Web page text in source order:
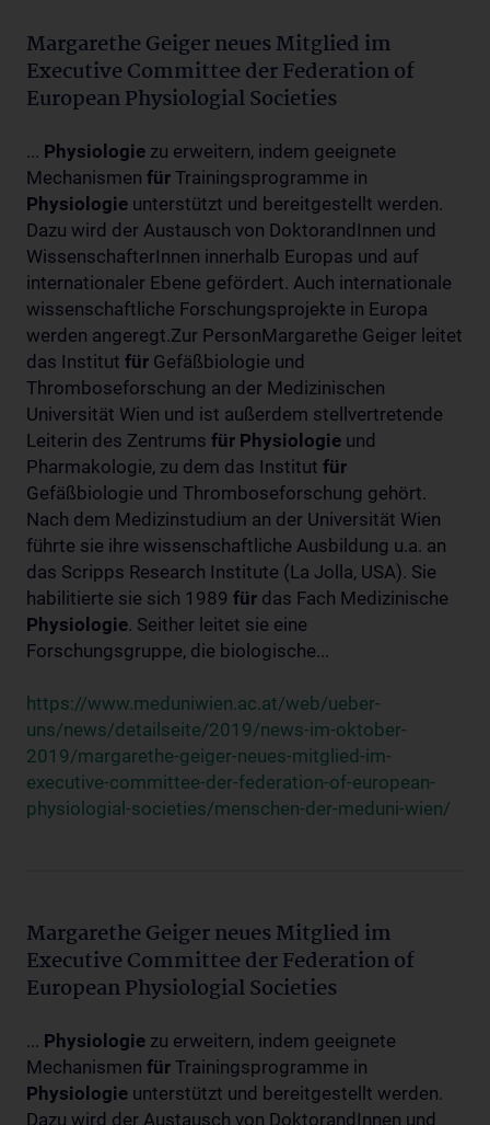
Margarethe Geiger neues Mitglied im
Executive Committee der Federation of
European Physiologial Societies
... Physiologie zu erweitern, indem geeignete
Mechanismen für Trainingsprogramme in
Physiologie unterstützt und bereitgestellt werden.
Dazu wird der Austausch von DoktorandInnen und
WissenschafterInnen innerhalb Europas und auf
internationaler Ebene gefördert. Auch internationale
wissenschaftliche Forschungsprojekte in Europa
werden angeregt.Zur PersonMargarethe Geiger leitet
das Institut für Gefäßbiologie und
Thromboseforschung an der Medizinischen
Universität Wien und ist außerdem stellvertretende
Leiterin des Zentrums für Physiologie und
Pharmakologie, zu dem das Institut für
Gefäßbiologie und Thromboseforschung gehört.
Nach dem Medizinstudium an der Universität Wien
führte sie ihre wissenschaftliche Ausbildung u.a. an
das Scripps Research Institute (La Jolla, USA). Sie
habilitierte sie sich 1989 für das Fach Medizinische
Physiologie. Seither leitet sie eine
Forschungsgruppe, die biologische...
https://www.meduniwien.ac.at/web/ueber-
uns/news/detailseite/2019/news-im-oktober-
2019/margarethe-geiger-neues-mitglied-im-
executive-committee-der-federation-of-european-
physiologial-societies/menschen-der-meduni-wien/
Margarethe Geiger neues Mitglied im
Executive Committee der Federation of
European Physiologial Societies
... Physiologie zu erweitern, indem geeignete
Mechanismen für Trainingsprogramme in
Physiologie unterstützt und bereitgestellt werden.
Dazu wird der Austausch von DoktorandInnen und